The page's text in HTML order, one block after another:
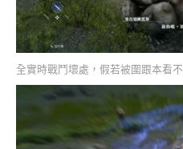
全實時戰鬥壞處，假若被圍跟本看